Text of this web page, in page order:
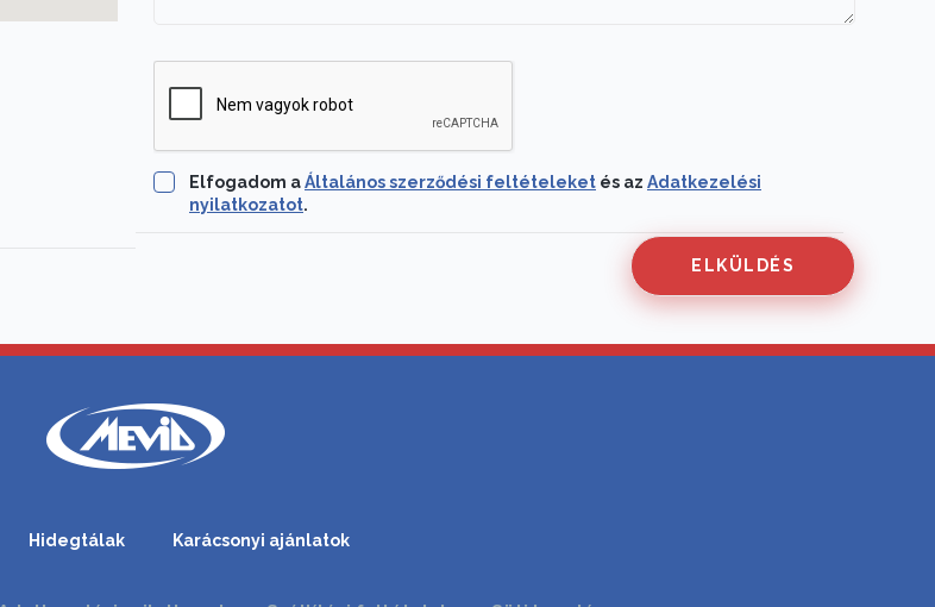
Elfogadom aÁltalános szerződési feltételeket és az Adatkezelési
nyilatkozatot.
Hidegtálak Karácsonyi ajánlatok